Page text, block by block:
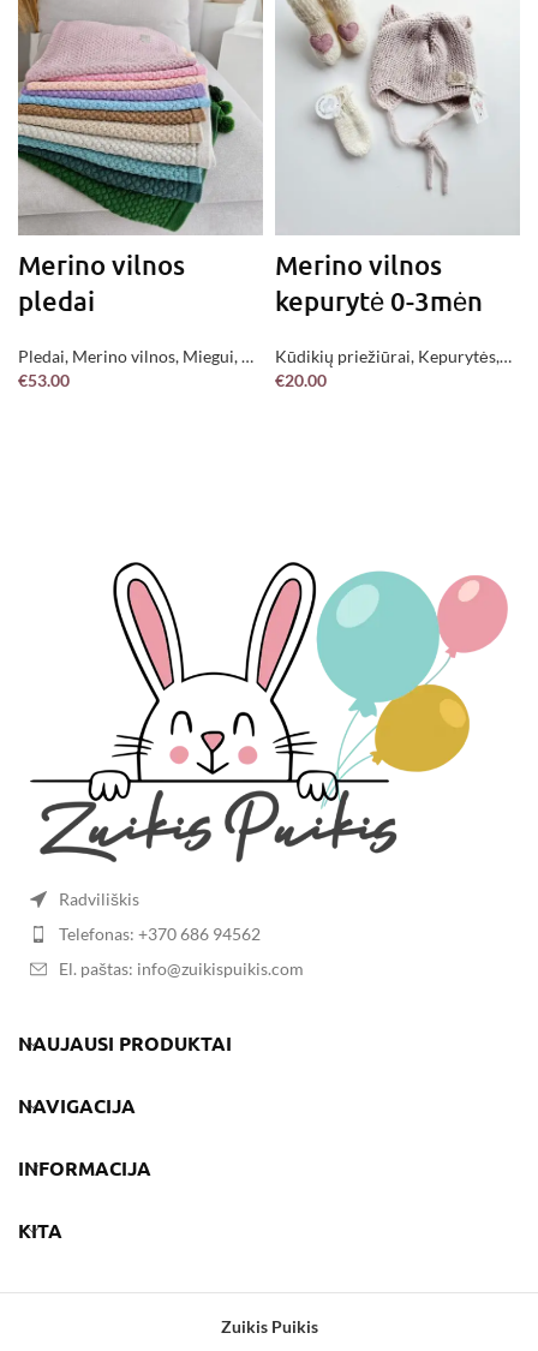
Merino vilnos
pledai
Pledai, Merino vilnos, Miegui,Be
kategorijos
€53.00
Merino vilnos
kepurytė 0-3mėn
Kūdikių priežiūrai, Kepurytės,
Be kategorijos
€20.00
Radviliškis
Telefonas: +370 686 94562
El. paštas: info@zuikispuikis.com
NAUJAUSI PRODUKTAI
NAVIGACIJA
INFORMACIJA
KITA
Zuikis Puikis